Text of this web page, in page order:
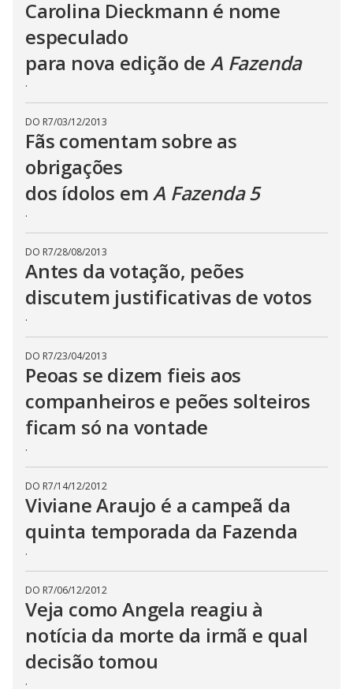
Carolina Dieckmann é nome
especulado
para nova edição de A Fazenda
.
DO R7/03/12/2013
Fãs comentam sobre as
obrigações
dos ídolos emA Fazenda 5
.
DO R7/28/08/2013
Antes da votação, peões
discutem justificativas de votos
.
DO R7/23/04/2013
Peoas se dizem fieis aos
companheiros e peões solteiros
ficam só na vontade
.
DO R7/14/12/2012
Viviane Araujo é a campeã da
quinta temporada da Fazenda
.
DO R7/06/12/2012
Veja como Angela reagiu à
notícia da morte da irmã e qual
decisão tomou
.